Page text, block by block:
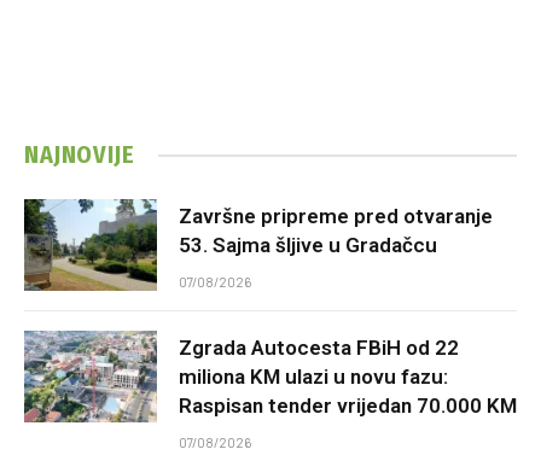
NAJNOVIJE
Završne pripreme pred otvaranje
53. Sajma šljive u Gradačcu
07/08/2026
Zgrada Autocesta FBiH od 22
miliona KM ulazi u novu fazu:
Raspisan tender vrijedan 70.000 KM
07/08/2026